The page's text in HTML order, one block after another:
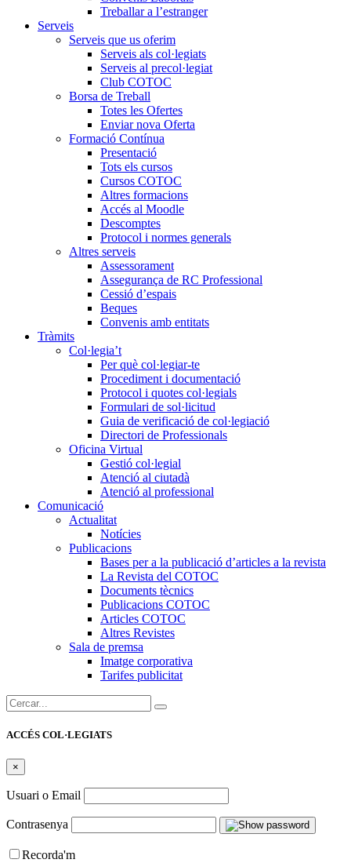
Treballar a l’estranger
Serveis
Serveis que us oferim
Serveis als col·legiats
Serveis al precol·legiat
Club COTOC
Borsa de Treball
Totes les Ofertes
Enviar nova Oferta
Formació Contínua
Presentació
Tots els cursos
Cursos COTOC
Altres formacions
Accés al Moodle
Descomptes
Protocol i normes generals
Altres serveis
Assessorament
Assegurança de RC Professional
Cessió d’espais
Beques
Convenis amb entitats
Tràmits
Col·legia’t
Per què col·legiar-te
Procediment i documentació
Protocol i quotes col·legials
Formulari de sol·licitud
Guia de verificació de col·legiació
Directori de Professionals
Oficina Virtual
Gestió col·legial
Atenció al ciutadà
Atenció al professional
Comunicació
Actualitat
Notícies
Publicacions
Bases per a la publicació d’articles a la revista
La Revista del COTOC
Documents tècnics
Publicacions COTOC
Articles COTOC
Altres Revistes
Sala de premsa
Imatge corporativa
Tarifes publicitat
Cercar:
ACCÉS COL·LEGIATS
×
Usuari o Email
Contrasenya
Recorda'm